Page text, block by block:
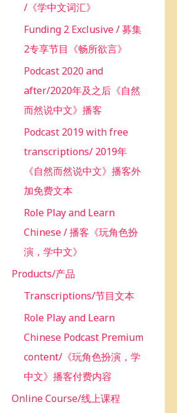
/《学中文词汇》
Funding 2 Exclusive / 募集
2专享节目《畅所欲言》
Podcast 2020 and
after/2020年及之后《自然
而然说中文》播客
Podcast 2019 with free
transcriptions/ 2019年
《自然而然说中文》播客外
加免费文本
Role Play and Learn
Chinese / 播客《玩角色扮
演，学中文》
Products/产品
Transcriptions/节目文本
Role Play and Learn
Chinese Podcast Premium
content/《玩角色扮演，学
中文》播客付费内容
Online Course/线上课程